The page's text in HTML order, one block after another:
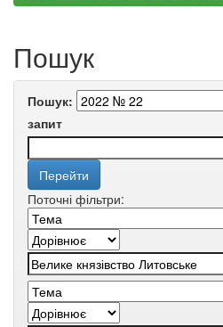
Пошук
Пошук:
запит
Поточні фільтри: